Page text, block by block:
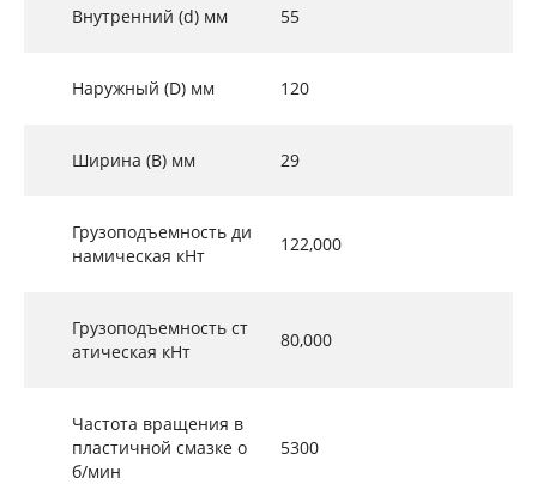
Внутренний (d) мм 55
Наружный (D) мм 120
Ширина (B) мм 29
Грузоподъемность ди
намическая кНт
122,000
Грузоподъемность ст
атическая кНт
80,000
Частота вращения в
пластичной смазке о
б/мин
5300